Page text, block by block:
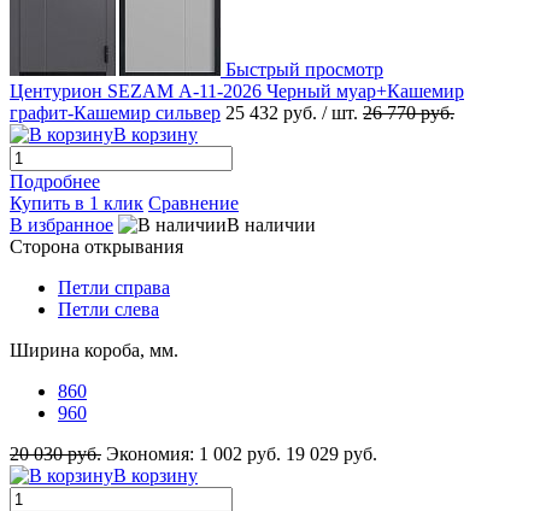
Быстрый просмотр
Центурион SEZAM А-11-2026 Черный муар+Кашемир
графит-Кашемир сильвер 25 432 руб. / шт. 26 770 руб.
В корзину
Подробнее
Купить в 1 клик Сравнение
В избранное
В наличии
Сторона открывания
Петли справа
Петли слева
Ширина короба, мм.
860
960
20 030 руб. Экономия: 1 002 руб. 19 029 руб.
В корзину